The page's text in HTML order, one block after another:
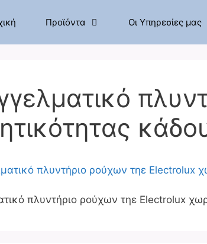
Προϊόντα Οι Υπηρεσίες μας
πλυντήριο ρούχων τηε Electrolux